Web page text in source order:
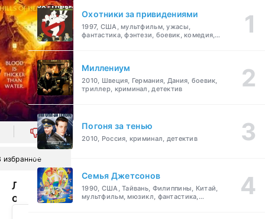
0
избранное
Легенда
о
Охотники за привидениями
1997, США, мультфильм, ужасы,
фантастика, фэнтези, боевик, комедия,
Миллениум
2010, Швеция, Германия, Дания, боевик,
триллер, криминал, детектив
Погоня за тенью
2010, Россия, криминал, детектив
Семья Джетсонов
1990, США, Тайвань, Филиппины, Китай,
мультфильм, мюзикл, фантастика,